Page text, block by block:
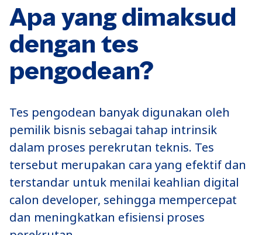
Apa yang dimaksud
dengan tes
pengodean?
Tes pengodean banyak digunakan oleh
pemilik bisnis sebagai tahap intrinsik
dalam proses perekrutan teknis. Tes
tersebut merupakan cara yang efektif dan
terstandar untuk menilai keahlian digital
calon developer, sehingga mempercepat
dan meningkatkan efisiensi proses